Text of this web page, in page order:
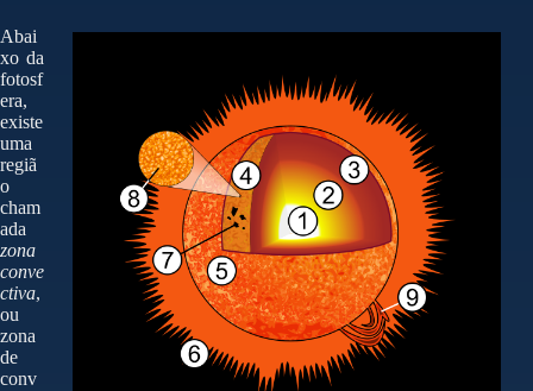
Abai
xo da
fotosf
era,
existe
uma
regiã
o
cham
ada
zona
conve
ctiva,
ou
zona
de
conv